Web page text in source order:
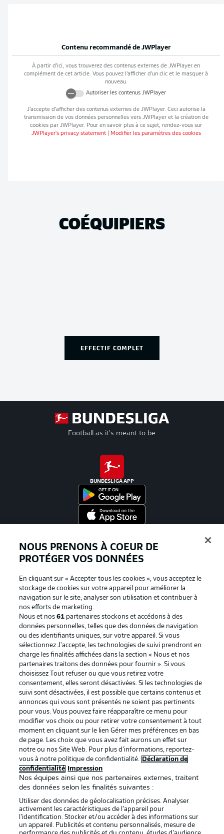
Contenu recommandé de JWPlayer
À partir d’ici, vous trouverez des contenus externes de JWPlayer en
complément de cet article. Vous pouvez l’afficher d’un clic et le masquer à
nouveau.
Autoriser les contenus JWPlayer
J’accepte d’afficher des contenus externes de JWPlayer. Ceci autorise la
transmission de vos données personnelles vers JWPlayeret la création de
cookies par JWPlayer. Pour en savoir plus à ce sujet, rendez-vous sur
JWPlayer's privacy statement| Modifier les paramètres des cookies
COÉQUIPIERS
EFFECTIF COMPLET
Football as it's meant to be
BUNDESLIGA APP
La publicité Conditions d’utilisation des
Mentions Légales Gérer mes préférences
Déclaration de
confidentialité
Diffuseurs
Travaux Contact
Impression Joueurs
NOUS PRENONS À COEUR DE
PROTÉGER VOS DONNÉES
En cliquant sur « Accepter tous les cookies », vous acceptez le
stockage de cookies sur votre appareil pour améliorer la
navigation sur le site, analyser son utilisation et contribuer à
nos efforts de marketing.
Nous et nos61 partenaires stockons et accédons à des
données personnelles, telles que des données de navigation
ou des identifiants uniques, sur votre appareil. Si vous
sélectionnez J'accepte, les technologies de suivi prendront en
charge les finalités affichées dans la section « Nous et nos
partenaires traitons des données pour fournir ». Si vous
choisissez Tout refuser ou que vous retirez votre
consentement, elles seront désactivées. Si les technologies de
suivi sont désactivées, il est possible que certains contenus et
annonces qui vous sont présentés ne soient pas pertinents
pour vous. Vous pouvez faire réapparaître ce menu pour
modifier vos choix ou pour retirer votre consentement à tout
moment en cliquant sur le lien Gérer mes préférences en bas
de page. Les choix que vous avez fait aurons un effet sur
notre ou nos Site Web. Pour plus d’informations, reportez-
vous à notre politique de confidentialité.
Déclaration de
confidentialité
Impression
Nos équipes ainsi que nos partenaires externes, traitent
des données selon les finalités suivantes :
Utiliser des données de géolocalisation précises. Analyser
activement les caractéristiques de l’appareil pour
l’identification. Stocker et/ou accéder à des informations sur
un appareil. Publicités et contenu personnalisés, mesure de